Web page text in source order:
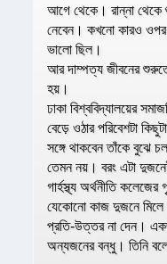
আগে থেকে। রান্না থেকে
নেবেন। কখনো কারও ওপর
ভালো ছিল।
আর দাম্পত্য জীবনের
হয়।
ঢাকা বিশ্ববিদ্যালয়ের
বেড়ে ওঠার পরিবেশটা
সঙ্গে থাকবেন তাঁকে বুঝে
তেমন নয়। বরং এটা
গার্হস্থ্য অর্থনীতি
যেকোনো কাজ দুজনে মিলে
প্রতি-উত্তর না দেন।
অন্যজনের বন্ধু। তিনি